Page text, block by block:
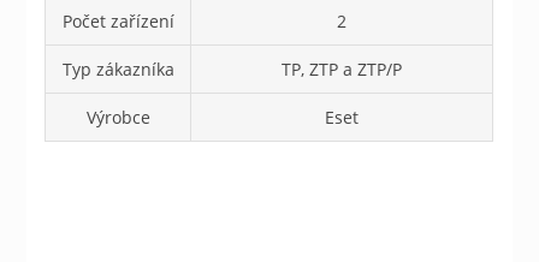
Počet zařízení 2
Typ zákazníka TP, ZTP a ZTP/P
Výrobce Eset